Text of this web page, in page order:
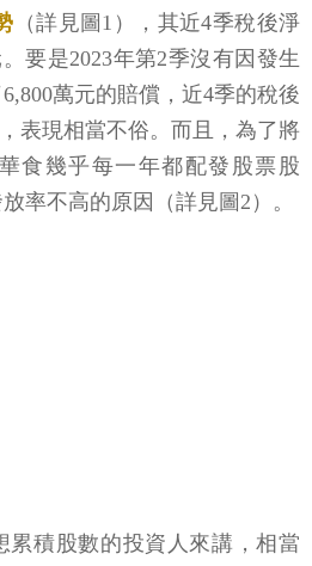
（詳見圖1），其近4季稅後淨
要是2023年第2季沒有因發生
萬元的賠償，近4季的稅後
表現相當不俗。而且，為了將
食幾乎每一年都配發股票股
率不高的原因（詳見圖2）。
累積股數的投資人來講，相當